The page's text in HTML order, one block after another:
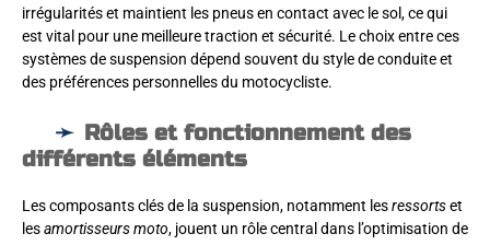
irrégularités et maintient les pneus en contact avec le sol, ce qui
est vital pour une meilleure traction et sécurité. Le choix entre ces
systèmes de suspension dépend souvent du style de conduite et
des préférences personnelles du motocycliste.
Rôles et fonctionnement des
différents éléments
Les composants clés de la suspension, notamment lesressortset
lesamortisseurs moto, jouent un rôle central dans l’optimisation de